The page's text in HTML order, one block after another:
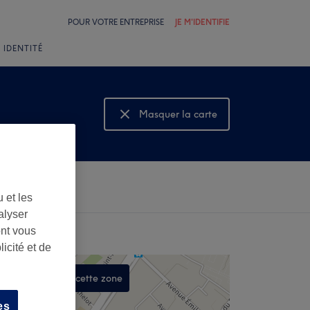
POUR VOTRE ENTREPRISE JE M'IDENTIFIE
IDENTITÉ
Masquer la carte
Montrer la carte
dans cette zone
et les
vous
et de